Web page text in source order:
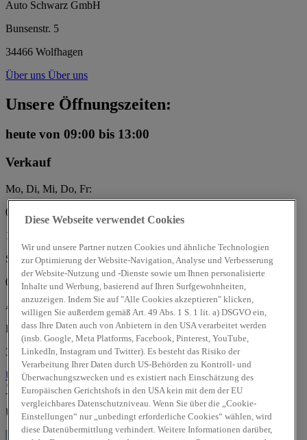
Auto Schwarz GmbH
Bunsenstr. 5
34466 Wolfhagen
Über uns Über uns
Unsere Öffnungszeiten:
heute von 09:00 bis 13:00
Verkauf
Mo, Di, Mi, Do, Fr:
09:00 - 13:00 Uhr
14:00 - 18:00 Uhr
Sa:
09:00 - 13:00 Uhr
Auto Schwarz GmbH
Bunsenstr. 5
34466 Wolfhagen
Über unsÜber uns
Standort
Kontakt 05692/2244Anrufen
Unser Team
Unsere weiteren kompetenten Standorte:
Diese Webseite verwendet Cookies
Wir und unsere Partner nutzen Cookies und ähnliche Technologien
zur Optimierung der Website-Navigation, Analyse und Verbesserung
der Website-Nutzung und -Dienste sowie um Ihnen personalisierte
Inhalte und Werbung, basierend auf Ihren Surfgewohnheiten,
anzuzeigen. Indem Sie auf "Alle Cookies akzeptieren" klicken,
willigen Sie außerdem gemäß Art. 49 Abs. 1 S. 1 lit. a) DSGVO ein,
dass Ihre Daten auch von Anbietern in den USA verarbeitet werden
(insb. Google, Meta Platforms, Facebook, Pinterest, YouTube,
LinkedIn, Instagram und Twitter). Es besteht das Risiko der
Verarbeitung Ihrer Daten durch US-Behörden zu Kontroll- und
Überwachungszwecken und es existiert nach Einschätzung des
Europäischen Gerichtshofs in den USA kein mit dem der EU
vergleichbares Datenschutzniveau. Wenn Sie über die „Cookie-
Einstellungen“ nur „unbedingt erforderliche Cookies“ wählen, wird
diese Datenübermittlung verhindert. Weitere Informationen darüber,